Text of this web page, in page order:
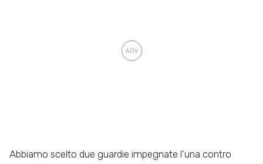
Abbiamo scelto due guardie impegnate l’una contro